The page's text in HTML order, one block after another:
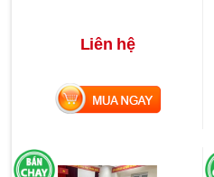
Liên hệ
MUA NGAY